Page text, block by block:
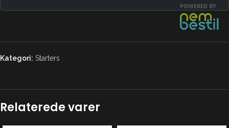
Kategori: Starters
Relaterede varer